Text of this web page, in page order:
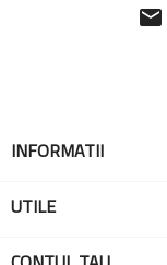
mail
INFORMATII
UTILE